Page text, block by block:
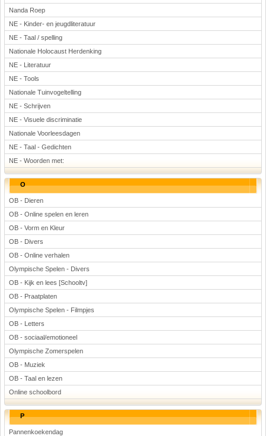
Nanda Roep
NE - Kinder- en jeugdliteratuur
NE - Taal / spelling
Nationale Holocaust Herdenking
NE - Literatuur
NE - Tools
Nationale Tuinvogeltelling
NE - Schrijven
NE - Visuele discriminatie
Nationale Voorleesdagen
NE - Taal - Gedichten
NE - Woorden met:
O
OB - Dieren
OB - Online spelen en leren
OB - Vorm en Kleur
OB - Divers
OB - Online verhalen
Olympische Spelen - Divers
OB - Kijk en lees [Schooltv]
OB - Praatplaten
Olympische Spelen - Filmpjes
OB - Letters
OB - sociaal/emotioneel
Olympische Zomerspelen
OB - Muziek
OB - Taal en lezen
Online schoolbord
P
Pannenkoekendag